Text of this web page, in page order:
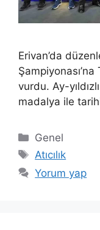
Erivan’da
vurdu. Ay-
madalya ile
Kategoriler
Genel
Etiketler
Atıcılık
Yorum yap